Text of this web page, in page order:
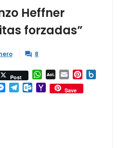
Heffner
forzadas”
 8
Post WhatsApp
AOL
Mail
Email Pinterest
Messenger
Telegram
Outlook.com
Yahoo
Mail
Save